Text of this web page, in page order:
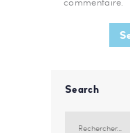
Search